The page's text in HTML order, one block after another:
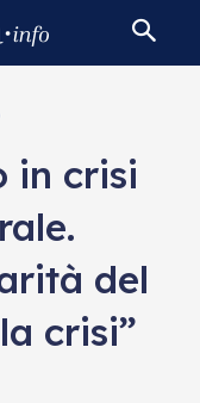
in crisi
del
crisi”